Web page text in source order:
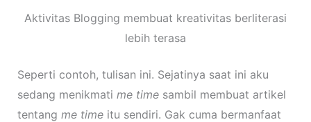
Aktivitas Blogging membuat kreativitas berliterasi
lebih terasa
Seperti contoh, tulisan ini. Sejatinya saat ini aku
sedang menikmati me timesambil membuat artikel
tentang me timeitu sendiri. Gak cuma bermanfaat